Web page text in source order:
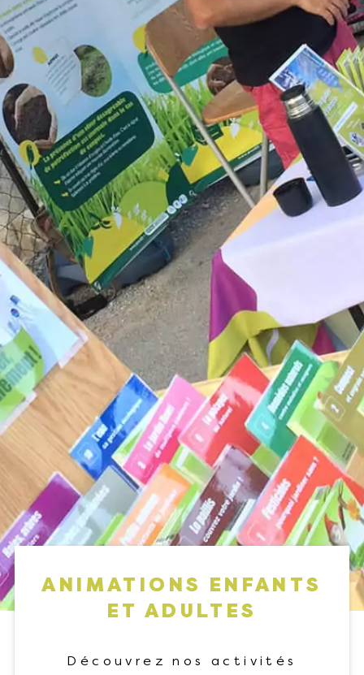
ANIMATIONS ENFANTS
ET ADULTES
Découvrez nos activités